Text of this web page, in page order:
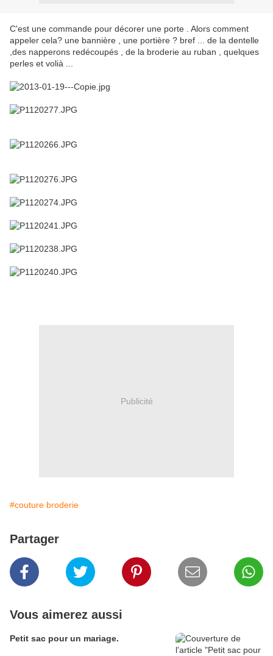
C'est une commande pour décorer une porte . Alors comment
appeler cela? une bannière , une portière ? bref ... de la dentelle
,des napperons redécoupés , de la broderie au ruban , quelques
perles et volià ...
Publicité
#couture broderie
Partager
Vous aimerez aussi
Petit sac pour un mariage.